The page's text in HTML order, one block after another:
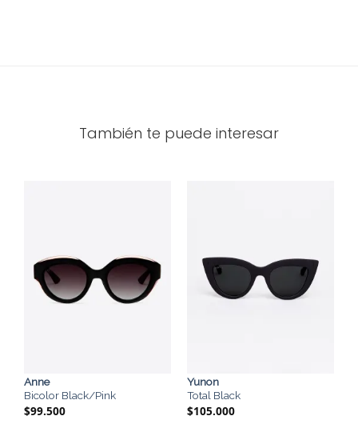
También te puede interesar
Anne
Bicolor Black/Pink
$99.500
Yunon
Total Black
$105.000